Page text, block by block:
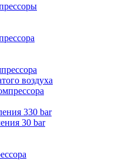
воздуха
330 bar
30 bar